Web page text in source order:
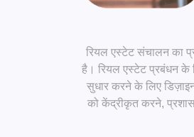
रियल एस्टेट संचालन का
है। रियल एस्टेट प्रबंधन के
सुधार करने के लिए
को केंद्रीकृत करने,